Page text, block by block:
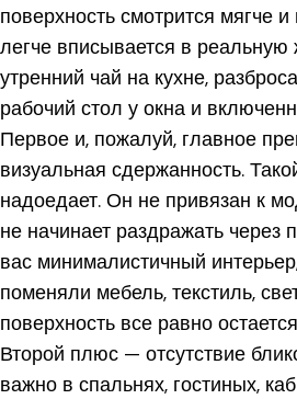
поверхность смотрится мягче
легче вписывается в реальную
утренний чай на кухне,
рабочий стол у окна и
Первое и, пожалуй, главное
визуальная сдержанность.
надоедает. Он не привязан к
не начинает раздражать через
вас минималистичный
поменяли мебель, текстиль,
поверхность все равно
Второй плюс — отсутствие
важно в спальнях, гостиных,